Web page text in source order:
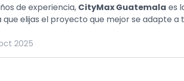
de experiencia, CityMax Guatemala es
elijas el proyecto que mejor se adapte a
2025